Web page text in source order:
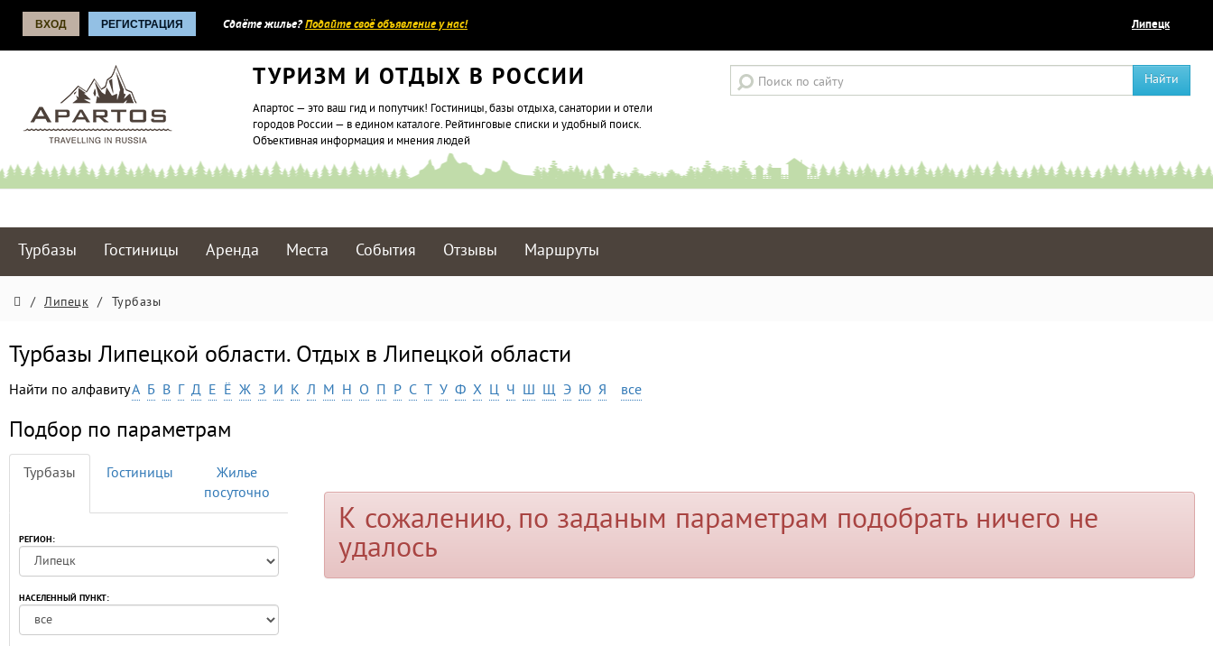
ВХОД РЕГИСТРАЦИЯ Сдаёте жилье?Подайте своё объявление у нас! Липецк
ТУРИЗМ И ОТДЫХ В РОССИИ
Апартос — это ваш гид и попутчик! Гостиницы, базы отдыха, санатории и отели
городов России — в едином каталоге. Рейтинговые списки и удобный поиск.
Объективная информация и мнения людей
Найти
Турбазы Гостиницы Аренда Места События Отзывы Маршруты
/ Липецк / Турбазы
Турбазы Липецкой области. Отдых в Липецкой области
Найти по алфавитуА Б В Г Д Е Ё Ж З И К Л М Н О П Р С Т У Ф Х Ц Ч Ш Щ Э Ю Я все
Подбор по параметрам
Турбазы Гостиницы
Жилье
посуточно
РЕГИОН:
НАСЕЛЕННЫЙ ПУНКТ:
К сожалению, по заданым параметрам подобрать ничего не
удалось